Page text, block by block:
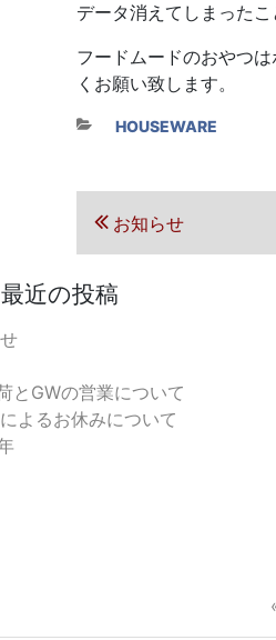
データ消えてしまったこ
フードムードのおやつ
くお願い致します。
カテゴリー
HOUSEWARE
投稿ナビゲ
前の投稿
お知らせ
最近の投稿
とGWの営業について
よるお休みについて